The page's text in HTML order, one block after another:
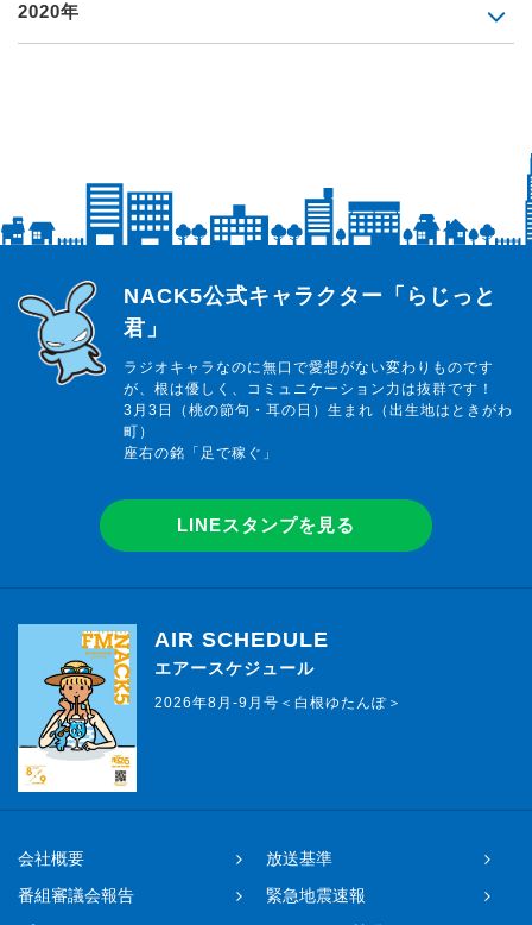
2020年
らじっと君
NACK5公式キャラクター「らじっと
君」
ラジオキャラなのに無口で愛想がない変わりものです
が、根は優しく、コミュニケーション力は抜群です！
3月3日（桃の節句・耳の日）生まれ（出生地はときがわ
町）
座右の銘「足で稼ぐ」
LINEスタンプを見る
AIR SCHEDULE
エアースケジュール
2026年8月-9月号＜白根ゆたんぽ＞
会社概要
放送基準
番組審議会報告
緊急地震速報